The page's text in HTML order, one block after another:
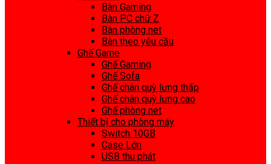
Bàn Gaming
Bàn PC chữ Z
Bàn phòng net
Bàn theo yêu cầu
Ghế Game
Ghế Gaming
Ghế Sofa
Ghế chân quỳ lưng thấp
Ghế chân quỳ lưng cao
Ghế phòng net
Thiết bị cho phòng máy
Switch 10GB
Case Lớn
USB thu phát